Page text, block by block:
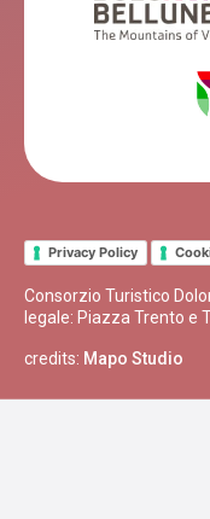
Privacy Policy
Consorzio Turistico
legale: Piazza Trento e
credits: Mapo Studio